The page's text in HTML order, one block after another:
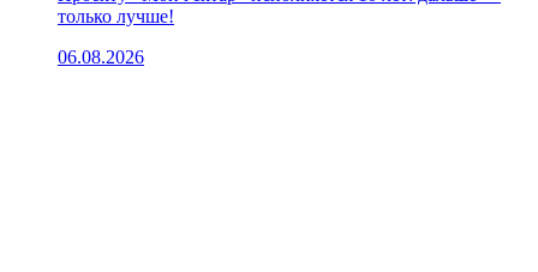
только лучше!
06.08.2026